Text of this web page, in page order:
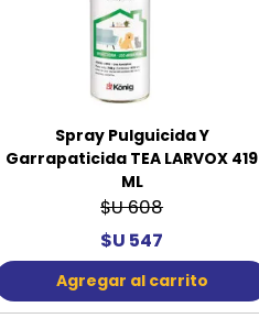
Spray Pulguicida Y
Garrapaticida TEA LARVOX 419
ML
$U 608
$U 547
Agregar al carrito